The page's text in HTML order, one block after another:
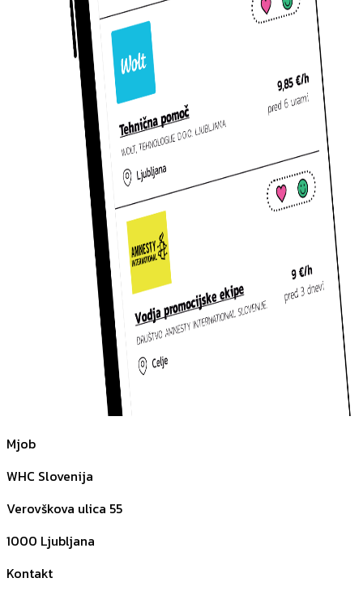
Mjob
WHC Slovenija
Verovškova ulica 55
1000 Ljubljana
Kontakt